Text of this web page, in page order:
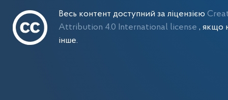
Весь контент доступний за ліцензією
Attribution 4.0 International license , якщо
інше.